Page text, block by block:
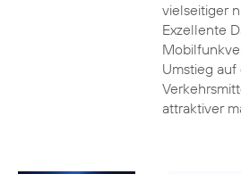
vielseitiger
Exzellente
Umstieg
attraktiver